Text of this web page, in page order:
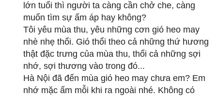
lớn tuổi thì người ta càng cần chở che, càng
muốn tìm sự ấm áp hay không?
Tôi yêu mùa thu, yêu những cơn gió heo may
nhè nhẹ thổi. Gió thổi theo cả những thứ hương
thật đặc trưng của mùa thu, thổi cả những sợi
nhớ, sợi thương vào trong đó...
Hà Nội đã đến mùa gió heo may chưa em? Em
nhớ mặc ấm mỗi khi ra ngoài nhé. Không có